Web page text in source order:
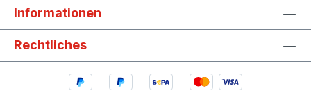
Informationen
Rechtliches